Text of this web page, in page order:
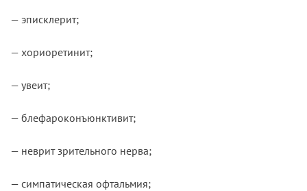
— эписклерит;
— хориоретинит;
— увеит;
— блефароконъюнктивит;
— неврит зрительного нерва;
— симпатическая офтальмия;